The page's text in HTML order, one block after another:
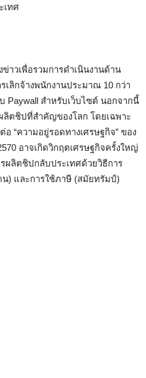
เทศ
าวเพื่อรวมการดำเนินงานด้าน
ลิกจ้างพนักงานประมาณ 10 กว่า
Paywall สำหรับเว็บไซต์ นอกจากนี้
ลิตชิปที่สำคัญของโลก โดยเฉพาะ
“ความอยู่รอดทางเศรษฐกิจ” ของ
อาจเกิดวิกฤตเศรษฐกิจครั้งใหญ่
ผลิตชิปกลับประเทศด้วยวิธีการ
) และการใช้ภาษี (สมัยทรัมป์)